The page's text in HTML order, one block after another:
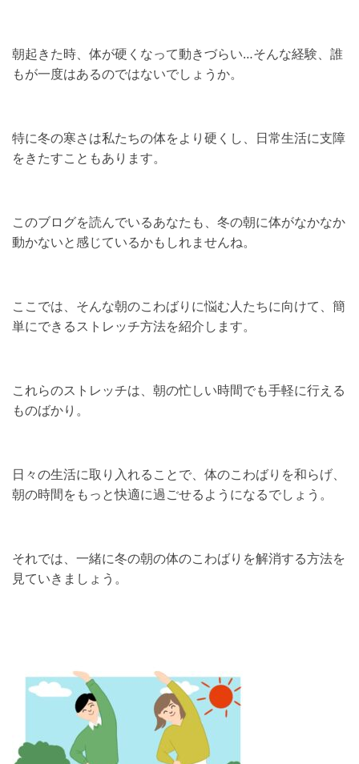
朝起きた時、体が硬くなって動きづらい…そんな経験、誰
もが一度はあるのではないでしょうか。
特に冬の寒さは私たちの体をより硬くし、日常生活に支障
をきたすこともあります。
このブログを読んでいるあなたも、冬の朝に体がなかなか
動かないと感じているかもしれませんね。
ここでは、そんな朝のこわばりに悩む人たちに向けて、簡
単にできるストレッチ方法を紹介します。
これらのストレッチは、朝の忙しい時間でも手軽に行える
ものばかり。
日々の生活に取り入れることで、体のこわばりを和らげ、
朝の時間をもっと快適に過ごせるようになるでしょう。
それでは、一緒に冬の朝の体のこわばりを解消する方法を
見ていきましょう。